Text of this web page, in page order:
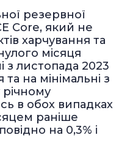
резервної
Core, який не
харчування та
місяця
з листопада 2023
та на мінімальні з
річному
в обох випадках
раніше
на 0,3% і